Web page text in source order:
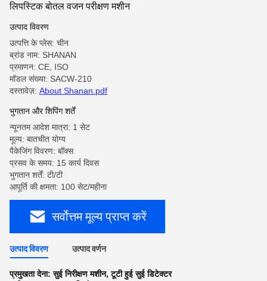
लिपस्टिक बोतल वजन परीक्षण मशीन
उत्पाद विवरण
उत्पत्ति के प्लेस: चीन
ब्रांड नाम: SHANAN
प्रमाणन: CE, ISO
मॉडल संख्या: SACW-210
दस्तावेज़: About Shanan.pdf
भुगतान और शिपिंग शर्तें
न्यूनतम आदेश मात्रा: 1 सेट
मूल्य: बातचीत योग्य
पैकेजिंग विवरण: बॉक्स
प्रसव के समय: 15 कार्य दिवस
भुगतान शर्तें: टी/टी
आपूर्ति की क्षमता: 100 सेट/महीना
सर्वोत्तम मूल्य प्राप्त करें
उत्पाद विवरण उत्पाद वर्णन
प्रमुखता देना:सुई निरीक्षण मशीन,टूटी हुई सुई डिटेक्टर